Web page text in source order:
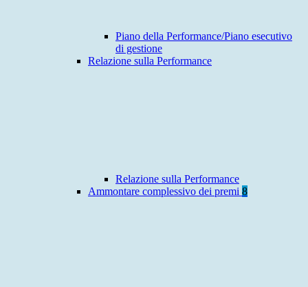
Piano della Performance/Piano esecutivo
di gestione
Relazione sulla Performance
Relazione sulla Performance
Ammontare complessivo dei premi 8